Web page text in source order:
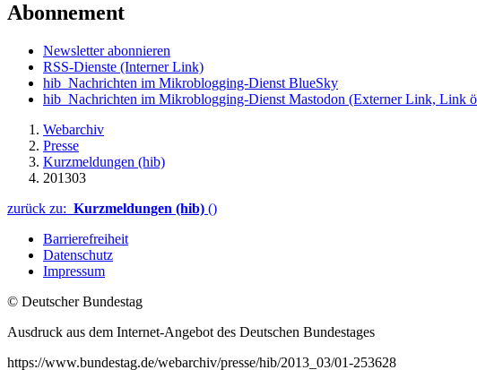
Abonnement
Newsletter abonnieren
RSS-Dienste (Interner Link)
hib_Nachrichten im Mikroblogging-Dienst BlueSky
hib_Nachrichten im Mikroblogging-Dienst Mastodon (Externer Link, Link
Webarchiv
Presse
Kurzmeldungen (hib)
201303
zurück zu: Kurzmeldungen (hib) ()
Barrierefreiheit
Datenschutz
Impressum
© Deutscher Bundestag
Ausdruck aus dem Internet-Angebot des Deutschen Bundestages
https://www.bundestag.de/webarchiv/presse/hib/2013_03/01-253628